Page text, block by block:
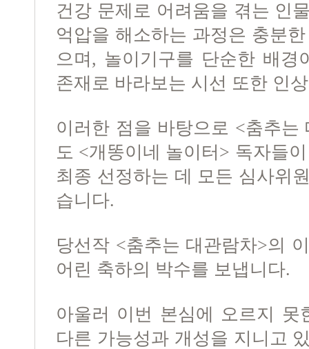
건강 문제로 어려움을 겪는 인
억압을 해소하는 과정은 충분
으며, 놀이기구를 단순한 배경
존재로 바라보는 시선 또한 인
이러한 점을 바탕으로 <춤추는
도 <개똥이네 놀이터> 독자들
최종 선정하는 데 모든 심사위
습니다.
당선작 <춤추는 대관람차>의
어린 축하의 박수를 보냅니다.
아울러 이번 본심에 오르지 못
다른 가능성과 개성을 지니고